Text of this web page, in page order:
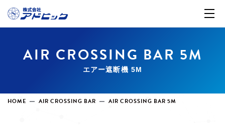
AIR CROSSING BAR 5M
エアー遮断機 5M
HOME AIR CROSSING BAR AIR CROSSING BAR 5M